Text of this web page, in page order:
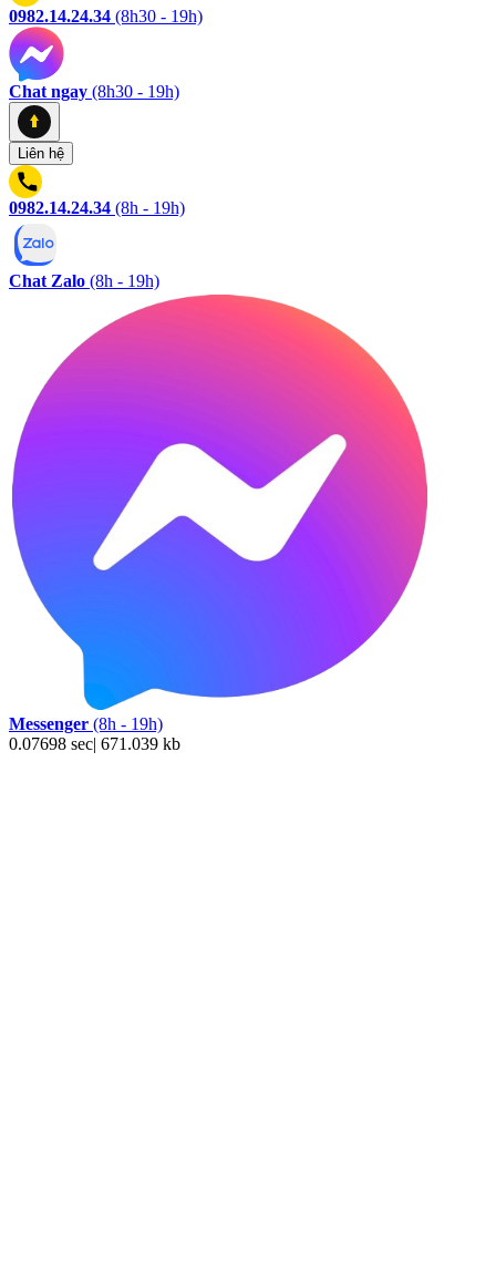
0982.14.24.34 (8h30 - 19h)
Chat ngay (8h30 - 19h)
Liên hệ
0982.14.24.34 (8h - 19h)
Chat Zalo (8h - 19h)
Messenger (8h - 19h)
0.07698 sec| 671.039 kb